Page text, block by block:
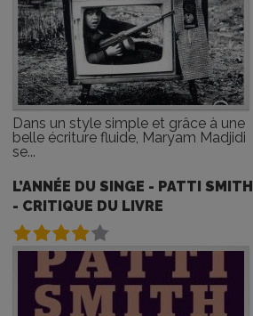
Dans un style simple et grâce à une
belle écriture fluide, Maryam Madjidi
se...
L’ANNÉE DU SINGE - PATTI SMITH
- CRITIQUE DU LIVRE